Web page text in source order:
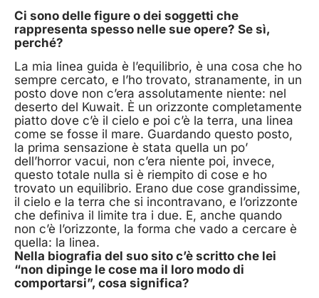
Ci sono delle figure o dei soggetti che
rappresenta spesso nelle sue opere? Se sì,
perché?
La mia linea guida è l’equilibrio, è una cosa che ho
sempre cercato, e l’ho trovato, stranamente, in un
posto dove non c’era assolutamente niente: nel
deserto del Kuwait. È un orizzonte completamente
piatto dove c’è il cielo e poi c’è la terra, una linea
come se fosse il mare. Guardando questo posto,
la prima sensazione è stata quella un po’
dell’horror vacui, non c’era niente poi, invece,
questo totale nulla si è riempito di cose e ho
trovato un equilibrio. Erano due cose grandissime,
il cielo e la terra che si incontravano, e l’orizzonte
che definiva il limite tra i due. E, anche quando
non c’è l’orizzonte, la forma che vado a cercare è
quella: la linea.
Nella biografia del suo sito c’è scritto che lei
“non dipinge le cose ma il loro modo di
comportarsi”, cosa significa?